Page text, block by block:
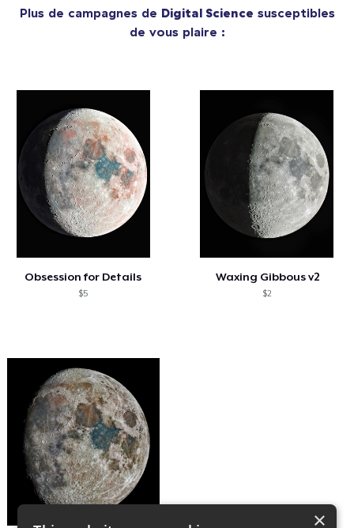
Plus de campagnes de Digital Science susceptibles
de vous plaire :
Obsession for Details
$5
Waxing Gibbous v2
$2
×